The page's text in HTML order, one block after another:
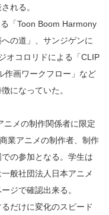
れる。
「Toon Boom Harmony
の道」、サンジゲンに
オコロリドによる「CLIP
作画ワークフロー」など
になっていた。
ニメの制作関係者に限定
業アニメの制作者、制作
の参加となる。学生は
般社団法人日本アニメ
ジで確認出来る。
だけに変化のスピード